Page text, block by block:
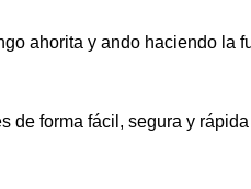
ahorita y ando haciendo la
de forma fácil, segura y